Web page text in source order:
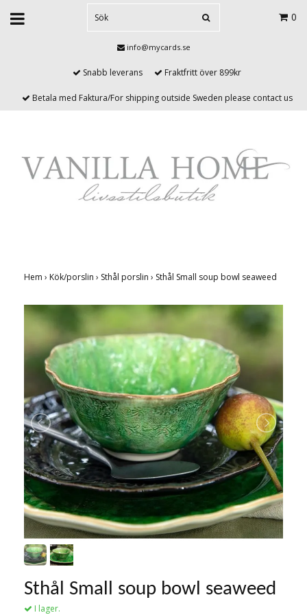
0
info@mycards.se
Snabb leverans Fraktfritt över 899kr
Betala med Faktura/For shipping outside Sweden please contact us
Hem › Kök/porslin › Sthål porslin › Sthål Small soup bowl seaweed
Sthål Small soup bowl seaweed
I lager.